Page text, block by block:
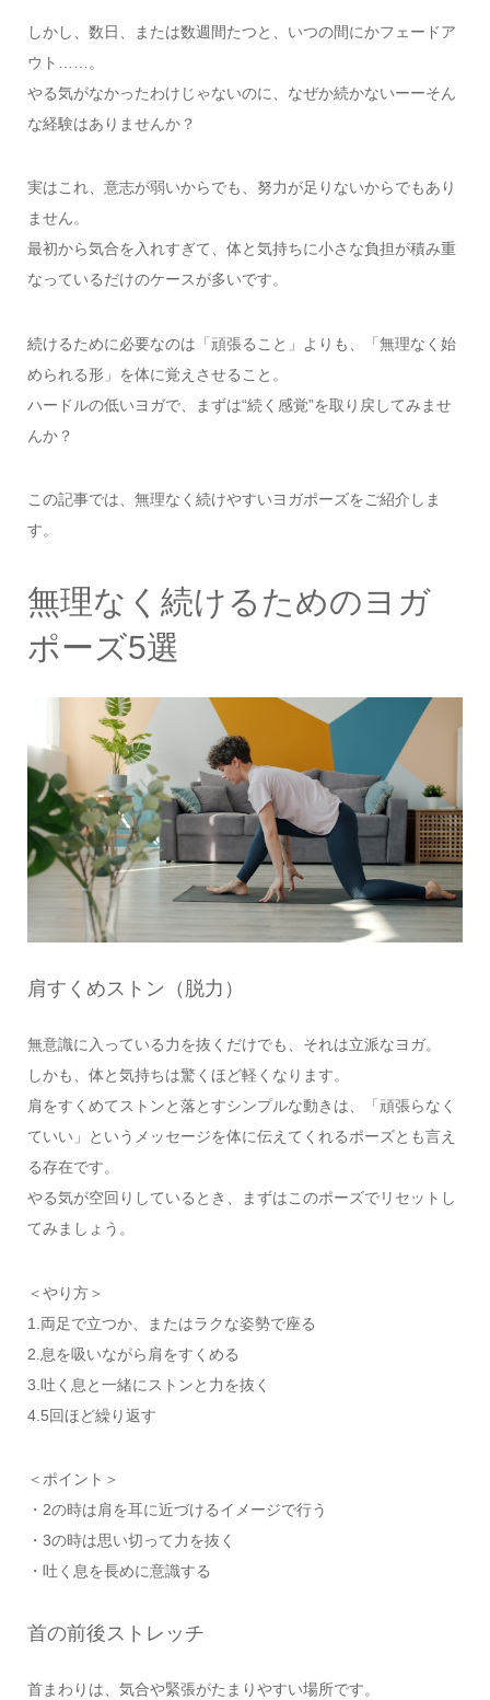
しかし、数日、または数週間たつと、いつの間にかフェードア
ウト……。
やる気がなかったわけじゃないのに、なぜか続かないーーそん
な経験はありませんか？
実はこれ、意志が弱いからでも、努力が足りないからでもあり
ません。
最初から気合を入れすぎて、体と気持ちに小さな負担が積み重
なっているだけのケースが多いです。
続けるために必要なのは「頑張ること」よりも、「無理なく始
められる形」を体に覚えさせること。
ハードルの低いヨガで、まずは“続く感覚”を取り戻してみませ
んか？
この記事では、無理なく続けやすいヨガポーズをご紹介しま
す。
無理なく続けるためのヨガ
ポーズ5選
肩すくめストン（脱力）
無意識に入っている力を抜くだけでも、それは立派なヨガ。
しかも、体と気持ちは驚くほど軽くなります。
肩をすくめてストンと落とすシンプルな動きは、「頑張らなく
ていい」というメッセージを体に伝えてくれるポーズとも言え
る存在です。
やる気が空回りしているとき、まずはこのポーズでリセットし
てみましょう。
＜やり方＞
1.両足で立つか、またはラクな姿勢で座る
2.息を吸いながら肩をすくめる
3.吐く息と一緒にストンと力を抜く
4.5回ほど繰り返す
＜ポイント＞
・2の時は肩を耳に近づけるイメージで行う
・3の時は思い切って力を抜く
・吐く息を長めに意識する
首の前後ストレッチ
首まわりは、気合や緊張がたまりやすい場所です。